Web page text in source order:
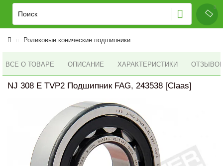
Роликовые конические подшипники
ВСЕ О ТОВАРЕ ОПИСАНИЕ ХАРАКТЕРИСТИКИ ОТЗЫВОВ
NJ 308 E TVP2 Подшипник FAG, 243538 [Claas]